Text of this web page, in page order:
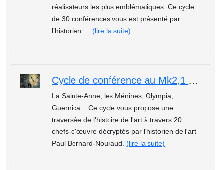
réalisateurs les plus emblématiques. Ce cycle
de 30 conférences vous est présenté par
l’historien …(lire la suite)
Cycle de conférence au Mk2,1 Heure,1 Oeuvre : Michel-Ange,La Chapelle Sixtine et le Jugement Dernier
La Sainte-Anne, les Ménines, Olympia,
Guernica... Ce cycle vous propose une
traversée de l'histoire de l'art à travers 20
chefs-d'œuvre décryptés par l'historien de l'art
Paul Bernard-Nouraud.(lire la suite)